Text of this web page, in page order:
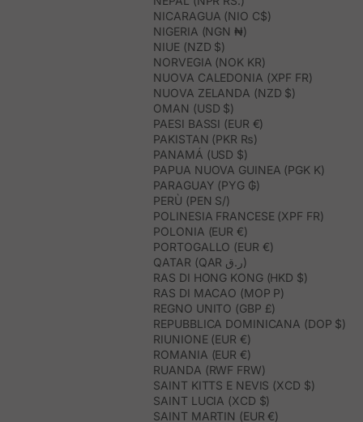
NICARAGUA (NIO C$)
NIGERIA (NGN ₦)
NIUE (NZD $)
NORVEGIA (NOK KR)
NUOVA CALEDONIA (XPF FR)
NUOVA ZELANDA (NZD $)
OMAN (USD $)
PAESI BASSI (EUR €)
PAKISTAN (PKR ₨)
PANAMÁ (USD $)
PAPUA NUOVA GUINEA (PGK K)
PARAGUAY (PYG ₲)
PERÙ (PEN S/)
POLINESIA FRANCESE (XPF FR)
POLONIA (EUR €)
PORTOGALLO (EUR €)
QATAR (QAR ر.ق)
RAS DI HONG KONG (HKD $)
RAS DI MACAO (MOP P)
REGNO UNITO (GBP £)
REPUBBLICA DOMINICANA (DOP $)
RIUNIONE (EUR €)
ROMANIA (EUR €)
RUANDA (RWF FRW)
SAINT KITTS E NEVIS (XCD $)
SAINT LUCIA (XCD $)
SAINT MARTIN (EUR €)